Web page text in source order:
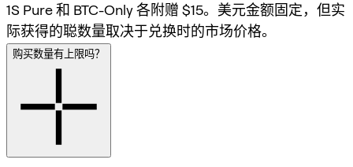
1S Pure 和 BTC-Only 各附赠 $15。美元金额固定，但实
际获得的聪数量取决于兑换时的市场价格。
购买数量有上限吗？